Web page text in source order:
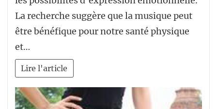
La recherche suggère que la musique peut
être bénéfique pour notre santé physique
et…
Lire l'article